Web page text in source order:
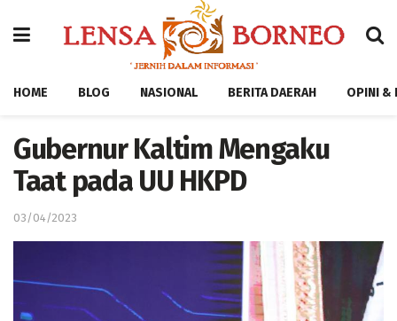
HOME BLOG NASIONAL BERITA DAERAH OPINI &
Gubernur Kaltim Mengaku
Taat pada UU HKPD
03/04/2023